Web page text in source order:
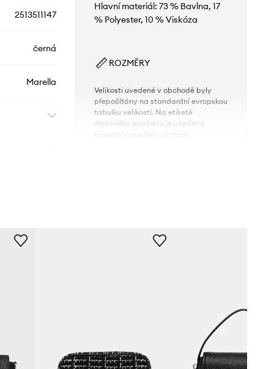
2513511147
černá
Marella
Hlavní materiál: 73 % Bavlna, 17
% Polyester, 10 % Viskóza
ROZMĚRY
Velikosti uvedené v obchodě byly
přepočítány na standardní evropskou
tabulku velikostí. Na etiketě
dodaného produktu je uvedeno